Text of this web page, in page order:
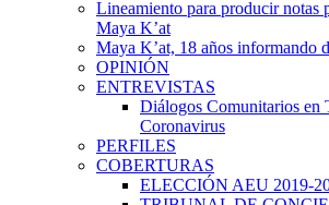
Lineamiento para producir notas
Maya K’at
Maya K’at, 18 años informando
OPINIÓN
ENTREVISTAS
Diálogos Comunitarios en
Coronavirus
PERFILES
COBERTURAS
ELECCIÓN AEU 2019-